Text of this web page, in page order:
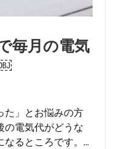
毎月の電気
た」とお悩みの方
の電気代がどうな
るところです。...